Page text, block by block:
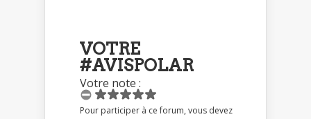
VOTRE
#AVISPOLAR
Votre note :
Pour participer à ce forum, vous devez